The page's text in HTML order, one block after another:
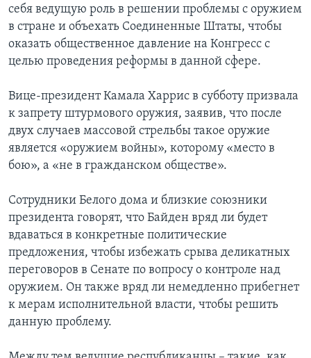
себя ведущую роль в решении проблемы с оружием
в стране и объехать Соединенные Штаты, чтобы
оказать общественное давление на Конгресс с
целью проведения реформы в данной сфере.
Вице-президент Камала Харрис в субботу призвала
к запрету штурмового оружия, заявив, что после
двух случаев массовой стрельбы такое оружие
является «оружием войны», которому «место в
бою», а «не в гражданском обществе».
Сотрудники Белого дома и близкие союзники
президента говорят, что Байден вряд ли будет
вдаваться в конкретные политические
предложения, чтобы избежать срыва деликатных
переговоров в Сенате по вопросу о контроле над
оружием. Он также вряд ли немедленно прибегнет
к мерам исполнительной власти, чтобы решить
данную проблему.